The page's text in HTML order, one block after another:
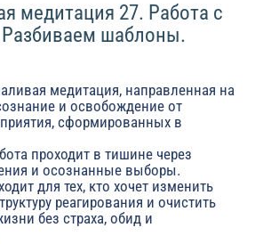
медитация 27. Работа с
шаблоны.
медитация, направленная на
и освобождение от
сформированных в
проходит в тишине через
и осознанные выборы.
для тех, кто хочет изменить
реагирования и очистить
без страха, обид и